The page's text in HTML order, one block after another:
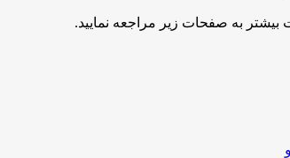
به صفحات زیر مراجعه نمایید.